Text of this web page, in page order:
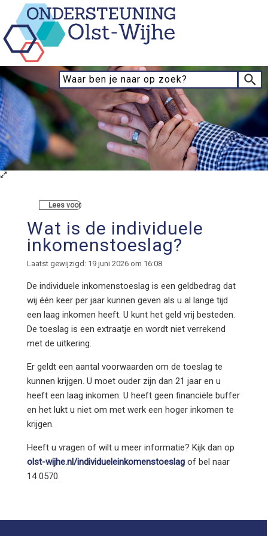
Lees voor
Wat is de individuele
inkomenstoeslag?
Laatst gewijzigd: 19 juni 2026 om 16:08
De individuele inkomenstoeslag is een geldbedrag dat
wij één keer per jaar kunnen geven als u al lange tijd
een laag inkomen heeft. U kunt het geld vrij besteden.
De toeslag is een extraatje en wordt niet verrekend
met de uitkering.
Er geldt een aantal voorwaarden om de toeslag te
kunnen krijgen. U moet ouder zijn dan 21 jaar en u
heeft een laag inkomen. U heeft geen financiële buffer
en het lukt u niet om met werk een hoger inkomen te
krijgen.
Heeft u vragen of wilt u meer informatie? Kijk dan op
olst-wijhe.nl/individueleinkomenstoeslag of bel naar
14 0570.